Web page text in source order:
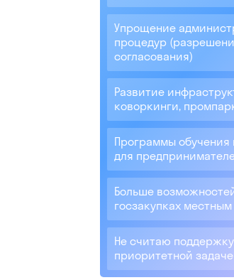
Упрощение
процедур
согласования)
Развитие
коворкинги,
Программы обучения
для
Больше
госзакупках
Не считаю
приоритетной